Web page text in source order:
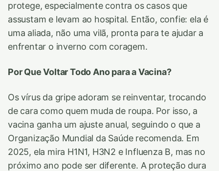
protege, especialmente contra os casos que
assustam e levam ao hospital. Então, confie: ela é
uma aliada, não uma vilã, pronta para te ajudar a
enfrentar o inverno com coragem.
Por Que Voltar Todo Ano para a Vacina?
Os vírus da gripe adoram se reinventar, trocando
de cara como quem muda de roupa. Por isso, a
vacina ganha um ajuste anual, seguindo o que a
Organização Mundial da Saúde recomenda. Em
2025, ela mira H1N1, H3N2 e Influenza B, mas no
próximo ano pode ser diferente. A proteção dura